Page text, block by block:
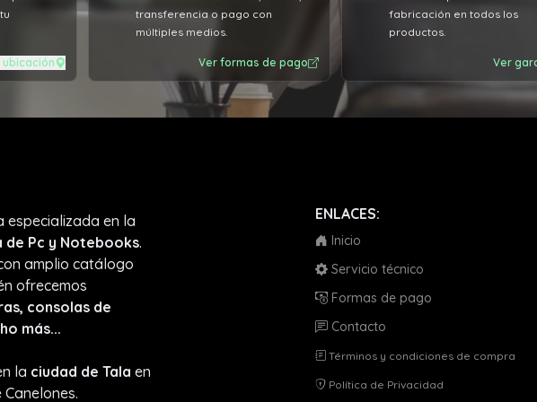
compra y con la atención que
brindan por eso los
ubicación
transferencia o pago con
múltiples medios.
Ver formas de pago
fabricación en todos los
productos.
Ver
especializada en la
Pc y Notebooks.
amplio catálogo
ofrecemos
consolas de
más...
la ciudad de Tala en
ENLACES:
Inicio
Servicio técnico
Formas de pago
Contacto
Términos y condiciones de compra
Política de Privacidad